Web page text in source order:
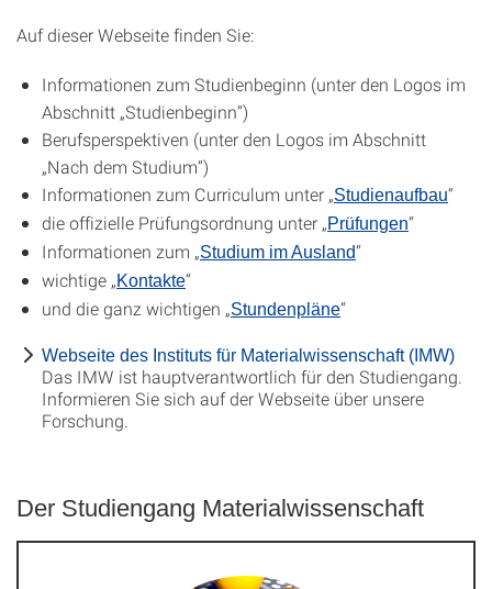
Auf dieser Webseite finden Sie:
Informationen zum Studienbeginn (unter den Logos im
Abschnitt „Studienbeginn“)
Berufsperspektiven (unter den Logos im Abschnitt
„Nach dem Studium“)
Informationen zum Curriculum unter „Studienaufbau“
die offizielle Prüfungsordnung unter „Prüfungen“
Informationen zum „Studium im Ausland“
wichtige „Kontakte“
und die ganz wichtigen „Stundenpläne“
Webseite des Instituts für Materialwissenschaft (IMW)
Das IMW ist hauptverantwortlich für den Studiengang.
Informieren Sie sich auf der Webseite über unsere
Forschung.
Der Studiengang Materialwissenschaft